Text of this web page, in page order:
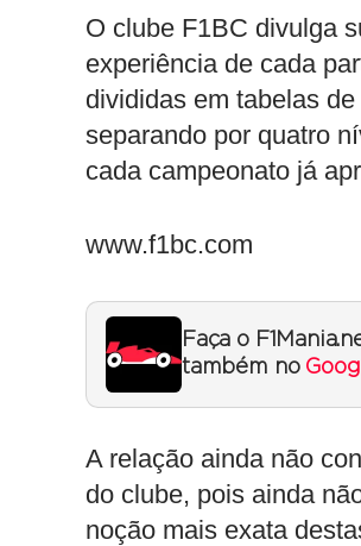
O clube F1BC divulga
experiência de cada
divididas em tabelas
separando por quatro
cada campeonato já
www.f1bc.com
Faça o
também no
A relação ainda não
do clube, pois ainda
noção mais exata